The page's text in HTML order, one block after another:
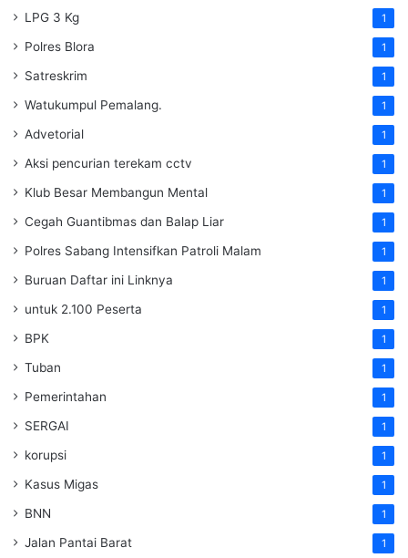
LPG 3 Kg 1
Polres Blora 1
Satreskrim 1
Watukumpul Pemalang. 1
Advetorial 1
Aksi pencurian terekam cctv 1
Klub Besar Membangun Mental 1
Cegah Guantibmas dan Balap Liar 1
Polres Sabang Intensifkan Patroli Malam 1
Buruan Daftar ini Linknya 1
untuk 2.100 Peserta 1
BPK 1
Tuban 1
Pemerintahan 1
SERGAI 1
korupsi 1
Kasus Migas 1
BNN 1
Jalan Pantai Barat 1